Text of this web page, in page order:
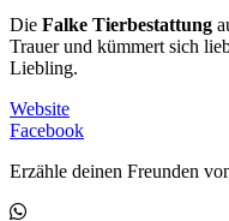
Die Falke Tierbestattung
Trauer und kümmert sich
Liebling.
Website
Facebook
Erzähle deinen Freunden